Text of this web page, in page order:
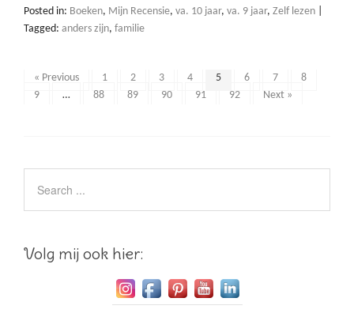
Posted in: Boeken, Mijn Recensie, va. 10 jaar, va. 9 jaar, Zelf lezen
Tagged: anders zijn, familie
« Previous 1 2 3 4 5 6 7
8
9
… 88 89 90 91 92 Next »
Volg mij ook hier: